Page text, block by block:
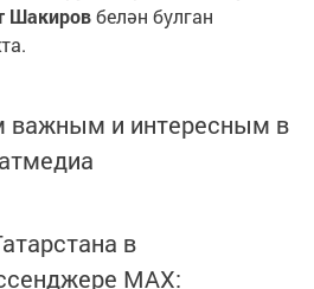
Шакировбелән булган
важным и интересным в
в
MАХ: